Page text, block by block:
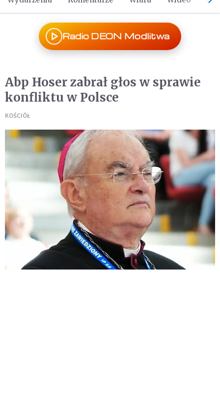
Radio DEON Modlitwa
Abp Hoser zabrał głos w sprawie
konfliktu w Polsce
KOŚCIÓŁ